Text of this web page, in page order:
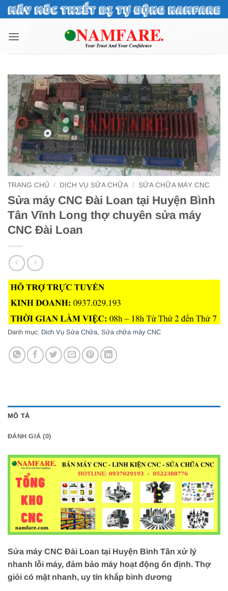
Bỏ
qua
nội
TRANG CHỦ / DỊCH VỤ SỬA CHỮA / SỬA CHỮA MÁY CNC
Sửa máy CNC Đài Loan tại Huyện Bình
Tân Vĩnh Long thợ chuyên sửa máy
CNC Đài Loan
Danh mục: Dịch Vụ Sửa Chữa, Sửa chữa máy CNC
MÔ TẢ
ĐÁNH GIÁ (0)
Sửa máy CNC Đài Loan tại Huyện Bình Tân xử lý
nhanh lỗi máy, đảm bảo máy hoạt động ổn định. Thợ
giỏi có mặt nhanh, uy tín khắp bình dương